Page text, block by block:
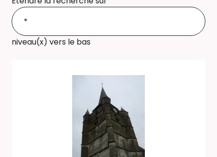
niveau(x) vers le bas